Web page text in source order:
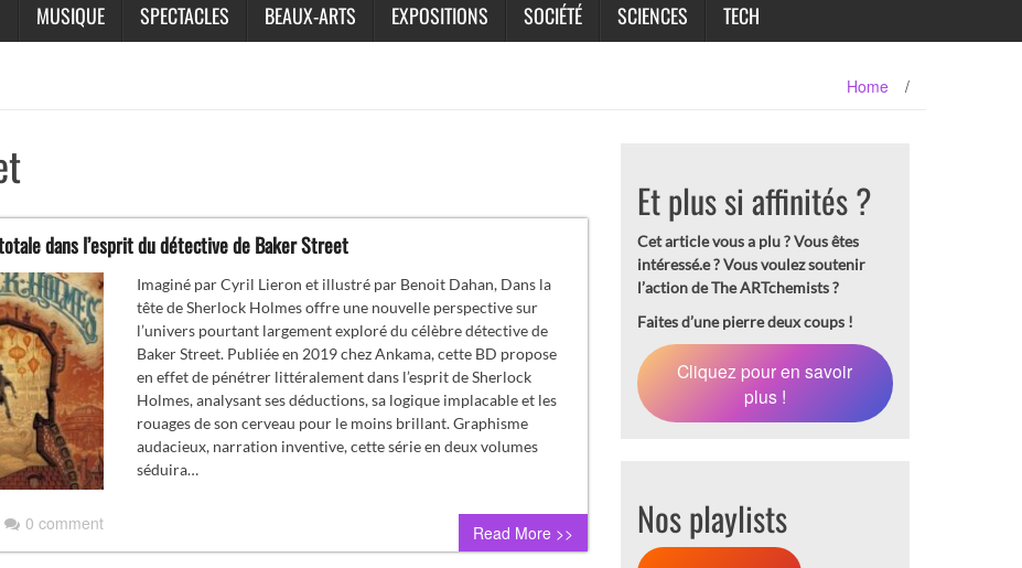
MUSIQUE SPECTACLES BEAUX-ARTS EXPOSITIONS SOCIÉTÉ SCIENCES TECH
Home /
dans l’esprit du détective de Baker Street
0 comment
Imaginé par Cyril Lieron et illustré par Benoit Dahan, Dans la
tête de Sherlock Holmes offre une nouvelle perspective sur
l’univers pourtant largement exploré du célèbre détective de
Baker Street. Publiée en 2019 chez Ankama, cette BD propose
en effet de pénétrer littéralement dans l’esprit de Sherlock
Holmes, analysant ses déductions, sa logique implacable et les
rouages de son cerveau pour le moins brillant. Graphisme
audacieux, narration inventive, cette série en deux volumes
séduira…
Read More >>
Et plus si affinités ?
Cet article vous a plu ? Vous êtes
intéressé.e ? Vous voulez soutenir
l’action de The ARTchemists ?
Faites d’une pierre deux coups !
Cliquez pour en savoir
plus !
Nos playlists